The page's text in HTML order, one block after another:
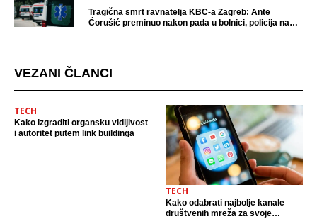
Tragična smrt ravnatelja KBC-a Zagreb: Ante
Ćorušić preminuo nakon pada u bolnici, policija na
VEZANI ČLANCI
TECH
Kako izgraditi organsku vidljivost
i autoritet putem link buildinga
TECH
Kako odabrati najbolje kanale
društvenih mreža za svoje